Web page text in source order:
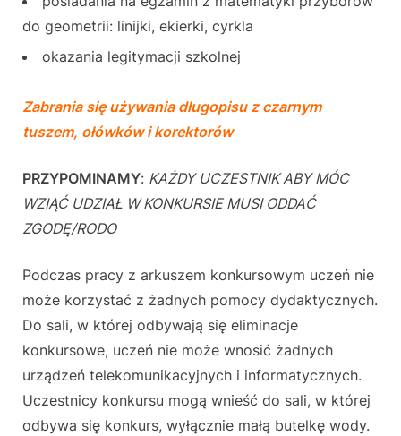
do geometrii: linijki, ekierki, cyrkla
okazania legitymacji szkolnej
Zabrania się używania długopisu z czarnym
tuszem, ołówków i korektorów
PRZYPOMINAMY: KAŻDY UCZESTNIK ABY MÓC
WZIĄĆ UDZIAŁ W KONKURSIE MUSI ODDAĆ
ZGODĘ/RODO
Podczas pracy z arkuszem konkursowym uczeń nie
może korzystać z żadnych pomocy dydaktycznych.
Do sali, w której odbywają się eliminacje
konkursowe, uczeń nie może wnosić żadnych
urządzeń telekomunikacyjnych i informatycznych.
Uczestnicy konkursu mogą wnieść do sali, w której
odbywa się konkurs, wyłącznie małą butelkę wody.